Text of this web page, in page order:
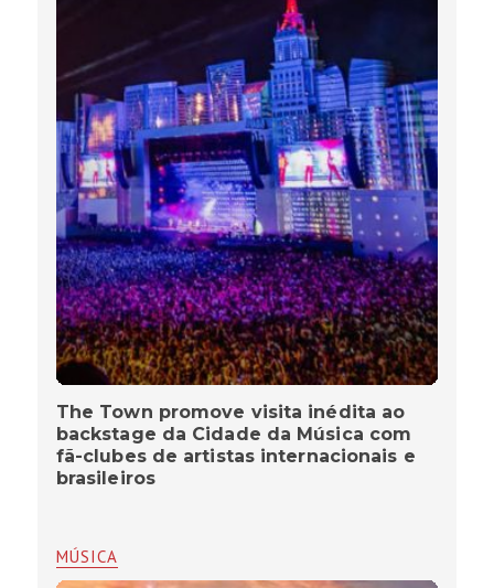
The Town promove visita inédita ao
backstage da Cidade da Música com
fã-clubes de artistas internacionais e
brasileiros
MÚSICA